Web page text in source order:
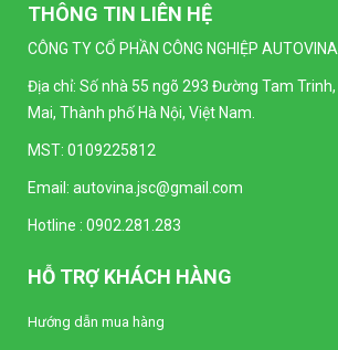
THÔNG TIN LIÊN HỆ
CÔNG TY CỔ PHẦN CÔNG NGHIỆP AUTOVINA
Địa chỉ: Số nhà 55 ngõ 293 Đường Tam
Mai, Thành phố Hà Nội, Việt Nam.
MST: 0109225812
Email: autovina.jsc@gmail.com
Hotline : 0902.281.283
HỖ TRỢ KHÁCH HÀNG
Hướng dẫn mua hàng